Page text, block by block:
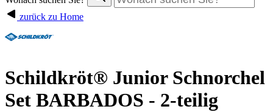
zurück zu Home
Schildkröt® Junior Schnorchel
Set BARBADOS - 2-teilig